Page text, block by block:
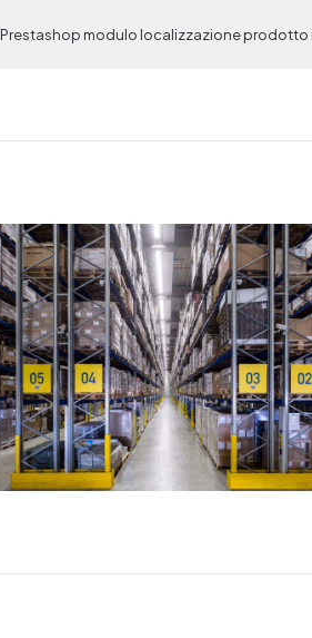
Prestashop modulo localizzazione prodotto